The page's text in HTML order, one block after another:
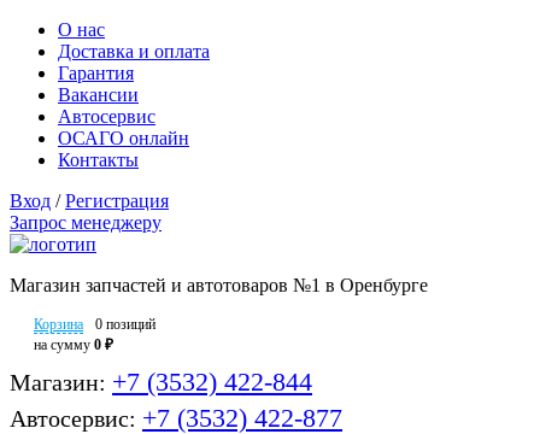
О нас
Доставка и оплата
Гарантия
Вакансии
Автосервис
ОСАГО онлайн
Контакты
Вход / Регистрация
Запрос менеджеру
Магазин запчастей и автотоваров №1 в Оренбурге
Корзина
0 позиций
на сумму 0 ₽
Магазин: +7 (3532) 422-844
Автосервис: +7 (3532) 422-877